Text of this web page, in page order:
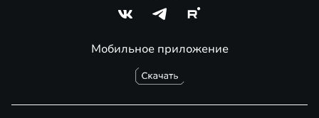
Мобильное приложение